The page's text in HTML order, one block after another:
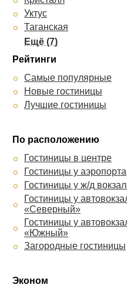
Уктус
Таганская
Джаз-отель
Лайт на Бебеля
Изумруд
Татьяна
Лайт на Ключевской
Рейтинги
Самые популярные
Новые гостиницы
Лучшие гостиницы
По расположению
Гостиницы в центре
Гостиницы у аэропорта
Гостиницы у ж/д
Гостиницы у
«Северный»
Гостиницы у
«Южный»
Загородные гостиницы
Эконом